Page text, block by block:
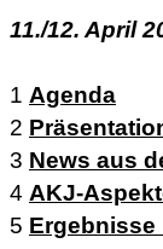
11./12. April
1 Agenda
2
3 News aus
4 AKJ-
5 Ergebnisse